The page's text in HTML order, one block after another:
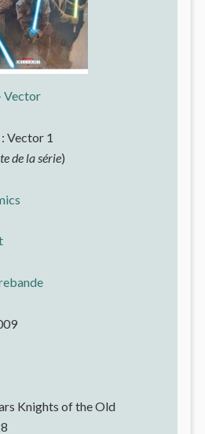
Vector
Vector 1
de la série)
Knights of the Old